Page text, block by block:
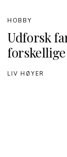
Udforsk
HOBBY
LIV HØYER